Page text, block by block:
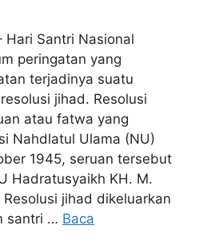
Hari Santri Nasional
peringatan yang
terjadinya suatu
jihad. Resolusi
atau fatwa yang
Nahdlatul Ulama (NU)
1945, seruan tersebut
Hadratusyaikh KH. M.
Resolusi jihad dikeluarkan
santri … Baca